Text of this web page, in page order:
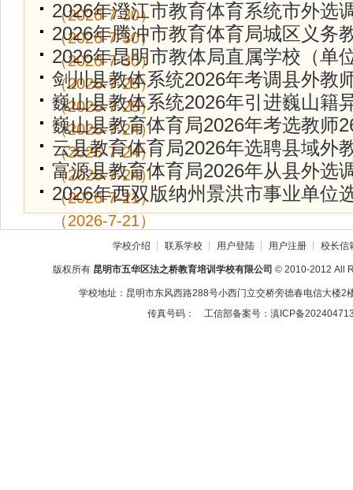
（2026-7-30）
2026年澄江市教育体育系统市外选
（2026-7-30）
2026年腾冲市教育体育局城区义务
（2026-7-30）
2026年昆明市教体局直属学校（单
（2026-7-25）
剑川县教体系统2026年考调县外教
（2026-7-25）
巍山县教体系统2026年引进巍山籍
（2026-7-24）
巍山县教育体育局2026年考选教师
（2026-7-24）
云县教育体育局2026年选聘县域外
（2026-7-24）
富源县教育体育局2026年从县外选
（2026-7-21）
2026年西双版纳州景洪市事业单位
（2026-7-21）
学校介绍 ┊ 联系学校 ┊ 用户登陆 ┊ 用户注册 ┊ 校长信
版权所有 昆明市五华区法之桥教育培训学校有限公司 © 2010-2012 All
学校地址：昆明市东风西路288号小西门立交桥旁德春电信大
传真号码： 工信部备案号：滇ICP备